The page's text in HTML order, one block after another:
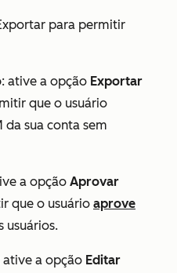
para permitir
: ative a opção Exportar
que o usuário
da sua conta sem
a opção Aprovar
que o usuário aprove
usuários.
ative a opção Editar